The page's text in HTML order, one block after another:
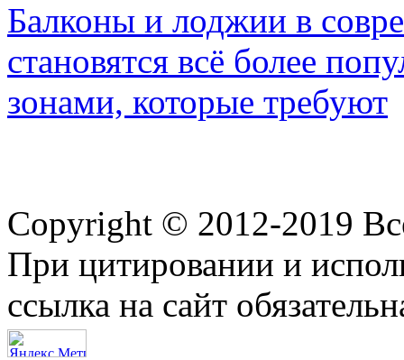
Балконы и лоджии в
становятся всё более
зонами, которые требуют
Copyright © 2012-2019
При цитировании и
ссылка на сайт